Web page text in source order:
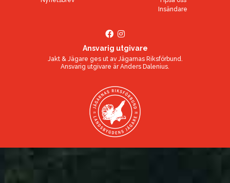
Insändare
Ansvarig utgivare
Jakt & Jägare ges ut av Jägarnas Riksförbund.
Ansvarig utgivare ärAnders Dalenius.